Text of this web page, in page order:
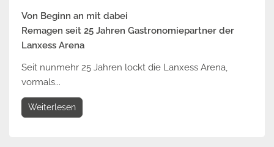
Von Beginn an mit dabei
Remagen seit 25 Jahren Gastronomiepartner der
Lanxess Arena
Seit nunmehr 25 Jahren lockt die Lanxess Arena,
vormals...
Weiterlesen